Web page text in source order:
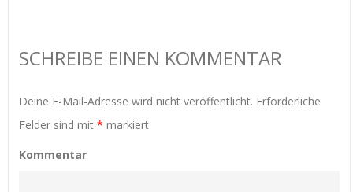
SCHREIBE EINEN KOMMENTAR
Deine E-Mail-Adresse wird nicht veröffentlicht. Erforderliche
Felder sind mit * markiert
Kommentar